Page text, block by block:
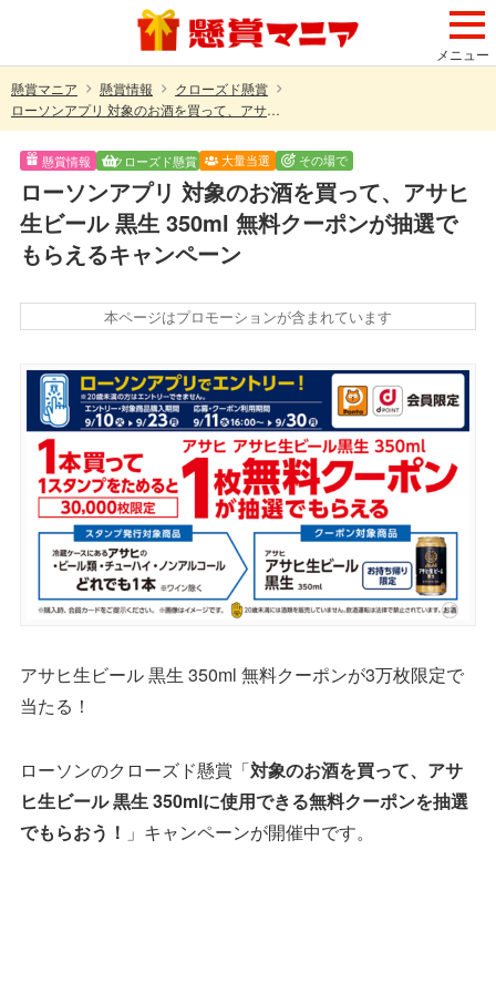
メニュー
懸賞マニア
懸賞情報
クローズド懸賞
ローソンアプリ 対象のお酒を買って、アサヒ生ビール 黒生 350ml 無料クーポンが抽選でもらえるキャンペーン
懸賞情報 クローズド懸賞 大量当選 その場で
ローソンアプリ 対象のお酒を買って、アサヒ
生ビール 黒生 350ml 無料クーポンが抽選で
もらえるキャンペーン
本ページはプロモーションが含まれています
アサヒ生ビール 黒生 350ml 無料クーポンが3万枚限定で
当たる！
ローソンのクローズド懸賞「対象のお酒を買って、アサ
ヒ生ビール 黒生 350mlに使用できる無料クーポンを抽選
でもらおう！ 」キャンペーンが開催中です。